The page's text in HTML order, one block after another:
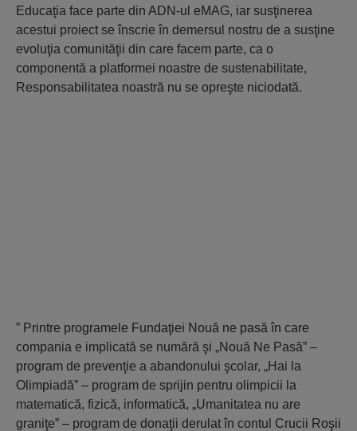
Educaţia face parte din ADN-ul eMAG, iar susţinerea
acestui proiect se înscrie în demersul nostru de a susţine
evoluţia comunităţii din care facem parte, ca o
componentă a platformei noastre de sustenabilitate,
Responsabilitatea noastră nu se opreşte niciodată.
” Printre programele Fundaţiei Nouă ne pasă în care
compania e implicată se numără şi „Nouă Ne Pasă” –
program de prevenţie a abandonului şcolar, „Hai la
Olimpiadă” – program de sprijin pentru olimpicii la
matematică, fizică, informatică, „Umanitatea nu are
graniţe” – program de donaţii derulat în contul Crucii Roşii